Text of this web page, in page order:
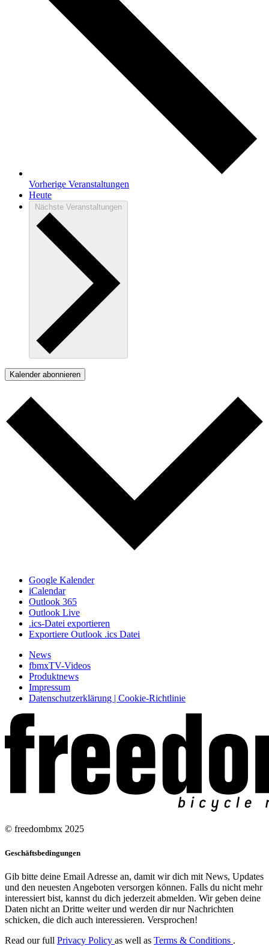
Vorherige Veranstaltungen
Heute
Nächste Veranstaltungen
Kalender abonnieren
Google Kalender
iCalendar
Outlook 365
Outlook Live
.ics-Datei exportieren
Exportiere Outlook .ics Datei
News
fbmxTV-Videos
Produktnews
Impressum
Datenschutzerklärung | Cookie-Richtlinie
© freedombmx 2025
Geschäftsbedingungen
Gib bitte deine Email Adresse an, damit wir dich mit News, Updates
und den neuesten Angeboten versorgen können. Falls du nicht mehr
interessiert bist, kannst du dich jederzeit abmelden. Wir geben deine
Daten nicht an Dritte weiter und werden dir nur Nachrichten
schicken, die dich auch interessieren. Versprochen!
Read our full Privacy Policy as well as Terms & Conditions .